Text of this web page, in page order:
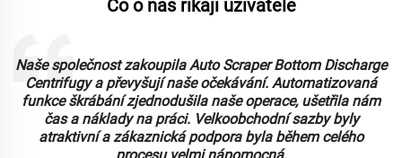
Co o nás říkají uživatelé
Naše společnost zakoupila Auto Scraper Bottom Discharge
Centrifugy a převyšují naše očekávání. Automatizovaná
funkce škrábání zjednodušila naše operace, ušetřila nám
čas a náklady na práci. Velkoobchodní sazby byly
atraktivní a zákaznická podpora byla během celého